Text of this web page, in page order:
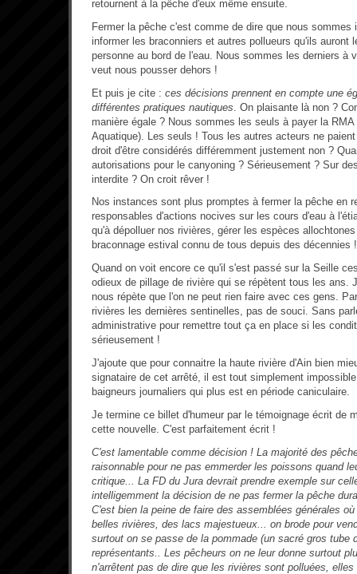
retournent à la pêche d'eux même ensuite.
Fermer la pêche c'est comme de dire que nous sommes
informer les braconniers et autres pollueurs qu'ils auront
personne au bord de l'eau. Nous sommes les derniers à
veut nous pousser dehors !
Et puis je cite : ces décisions prennent en compte une
différentes pratiques nautiques . On plaisante là non ?
manière égale ? Nous sommes les seuls à payer la
Aquatique). Les seuls ! Tous les autres acteurs ne
droit d'être considérés différemment justement non ?
autorisations pour le canyoning ? Sérieusement ? Sur
interdite ? On croit rêver !
Nos instances sont plus promptes à fermer la pêche en
responsables d'actions nocives sur les cours d'eau à
qu'à dépolluer nos rivières, gérer les espèces
braconnage estival connu de tous depuis des décennies !
Quand on voit encore ce qu'il s'est passé sur la Seille
odieux de pillage de rivière qui se répètent tous les ans.
nous répète que l'on ne peut rien faire avec ces gens.
rivières les dernières sentinelles, pas de souci. Sans
administrative pour remettre tout ça en place si les
sérieusement !
J'ajoute que pour connaitre la haute rivière d'Ain bien
signataire de cet arrêté, il est tout simplement
baigneurs journaliers qui plus est en période caniculaire.
Je termine ce billet d'humeur par le témoignage écrit de
cette nouvelle. C'est parfaitement écrit !
C'est lamentable comme décision ! La majorité des
raisonnable pour ne pas emmerder les poissons quand
critique... La FD du Jura devrait prendre exemple sur
intelligemment la décision de ne pas fermer la pêche
C'est bien la peine de faire des assemblées générales
belles rivières, des lacs majestueux... on brode pour
surtout on se passe de la pommade (un sacré gros tube
représentants.. Les pêcheurs on ne leur donne surtout
n'arrêtent pas de dire que les rivières sont polluées,